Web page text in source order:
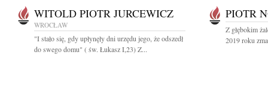
WITOLD PIOTR JURCEWICZ
WROCŁAW
"I stało się, gdy upłynęły dni urzędu jego, że odszedł
do swego domu" ( św. Łukasz I,23) Z...
PIOTR
Z głębokim
2019 roku